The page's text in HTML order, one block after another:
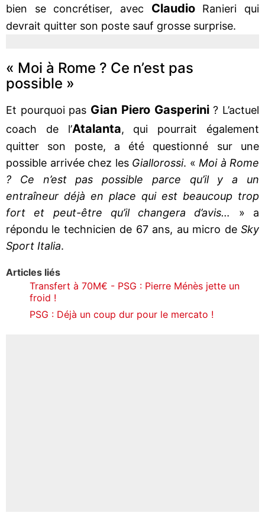
bien se concrétiser, avec Claudio
Ranieri qui
devrait quitter son poste sauf grosse surprise.
« Moi à Rome ? Ce n’est pas
possible »
Et pourquoi pas Gian Piero Gasperini? L’actuel
coach de l’Atalanta, qui pourrait également
quitter son poste, a été questionné sur une
possible arrivée chez les Giallorossi. « Moi à Rome
? Ce n’est pas possible parce qu’il y a un
entraîneur déjà en place qui est beaucoup trop
fort et peut-être qu’il changera d’avis…
» a
répondu le technicien de 67 ans, au micro de Sky
Sport Italia.
Articles liés
Transfert à 70M€ - PSG : Pierre Ménès jette un
froid !
PSG : Déjà un coup dur pour le mercato !